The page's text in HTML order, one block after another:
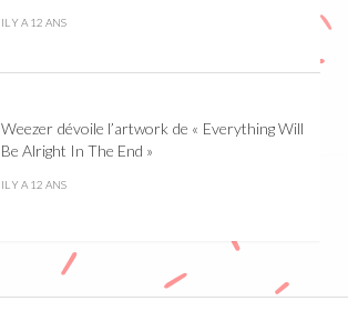
IL Y A 12 ANS
Weezer dévoile l’artwork de « Everything Will
Be Alright In The End »
IL Y A 12 ANS